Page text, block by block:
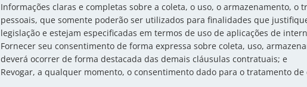
Informações claras e completas sobre a coleta, o uso, o armazenamento, o
pessoais, que somente poderão ser utilizados para finalidades que
legislação e estejam especificadas em termos de uso de aplicações de
Fornecer seu consentimento de forma expressa sobre coleta, uso,
deverá ocorrer de forma destacada das demais cláusulas contratuais; e
Revogar, a qualquer momento, o consentimento dado para o tratamento de